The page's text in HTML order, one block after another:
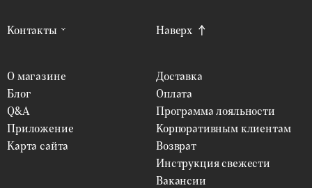
Контакты
О магазине
Блог
Q&A
Приложение
Карта сайта
Доставка
Оплата
Программа лояльности
Корпоративным клиентам
Возврат
Инструкция свежести
Вакансии
Наверх